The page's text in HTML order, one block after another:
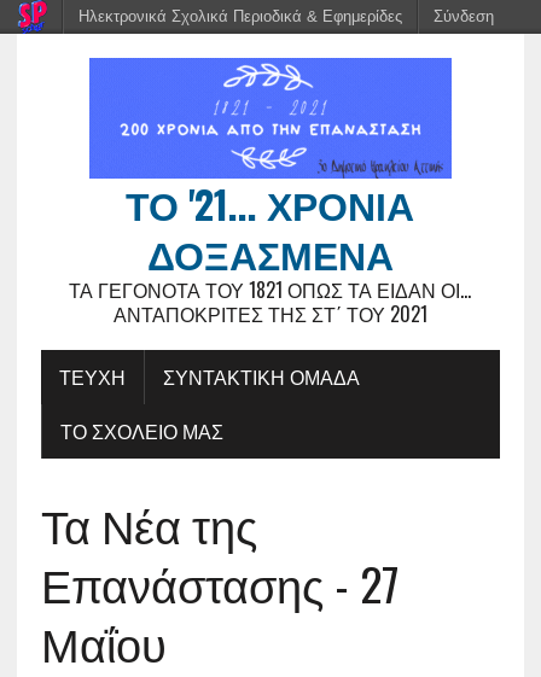
ΤΟ '21... ΧΡΌΝΙΑ
ΔΟΞΑΣΜΈΝΑ
ΤΑ ΓΕΓΟΝΌΤΑ ΤΟΥ 1821 ΌΠΩΣ ΤΑ ΕΊΔΑΝ ΟΙ...
ΑΝΤΑΠΟΚΡΙΤΈΣ ΤΗΣ ΣΤ΄ ΤΟΥ 2021
ΤΕΥΧΗ
ΣΥΝΤΑΚΤΙΚΗ ΟΜΑΔΑ
ΤΟ ΣΧΟΛΕΙΟ ΜΑΣ
Τα Νέα της
Επανάστασης - 27
Μαΐου
Ηλεκτρονικά Σχολικά Περιοδικά & Εφημερίδες Σύνδεση